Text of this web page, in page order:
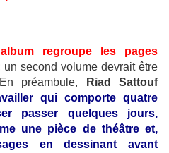
regroupe les pages
un second volume devrait être
préambule,
Riad Sattouf
qui comporte quatre
passer quelques jours,
une pièce de théâtre et,
en dessinant avant